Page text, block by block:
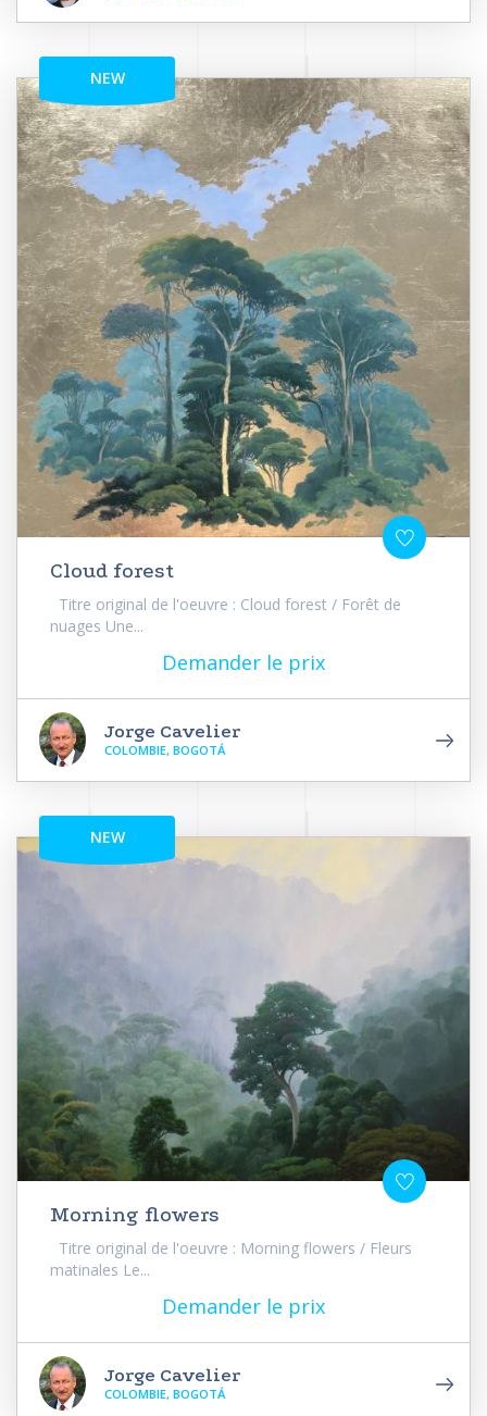
NEW
Cloud forest
Titre original de l'oeuvre : Cloud forest / Forêt de
nuages Une...
Demander le prix
Jorge Cavelier
COLOMBIE, BOGOTÁ
NEW
Morning flowers
Titre original de l'oeuvre : Morning flowers / Fleurs
matinales Le...
Demander le prix
Jorge Cavelier
COLOMBIE, BOGOTÁ